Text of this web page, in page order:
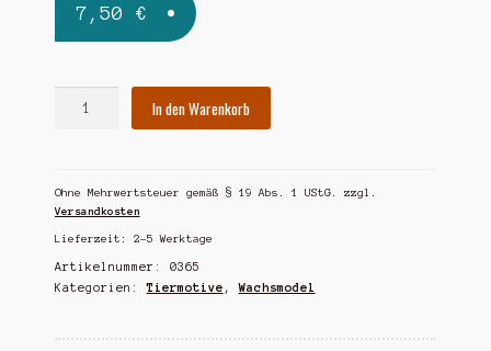
7,50 €
In den Warenkorb
Ohne Mehrwertsteuer gemäß § 19 Abs. 1 UStG.
zzgl.
Versandkosten
Lieferzeit: 2-5 Werktage
Artikelnummer: 0365
Kategorien:Tiermotive ,Wachsmodel